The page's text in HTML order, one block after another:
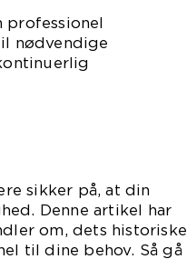
professionel
nødvendige
sikker på, at din
Denne artikel har
om, dets historiske
til dine behov. Så gå